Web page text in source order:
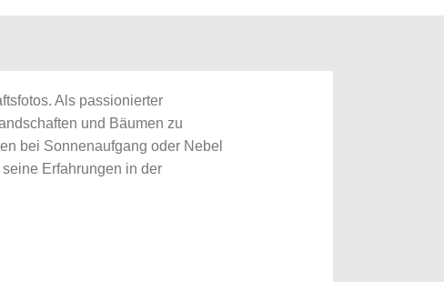
Als passionierter
und Bäumen zu
bei Sonnenaufgang oder Nebel
Erfahrungen in der